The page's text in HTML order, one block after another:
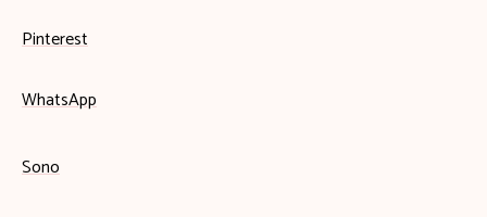
Pinterest
WhatsApp
Sono